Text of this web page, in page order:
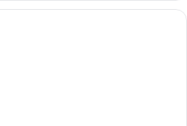
Ein Hotelzimmer mit einem großen